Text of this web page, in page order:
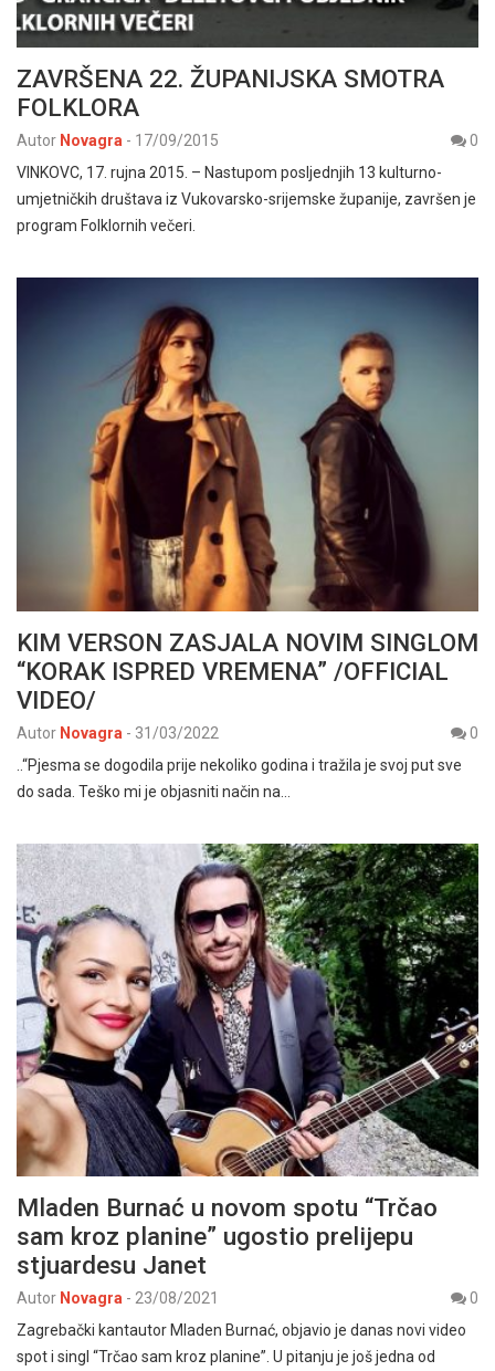
ZAVRŠENA 22. ŽUPANIJSKA SMOTRA
FOLKLORA
Autor Novagra - 17/09/2015
0
VINKOVC, 17. rujna 2015. – Nastupom posljednjih 13 kulturno-
umjetničkih društava iz Vukovarsko-srijemske županije, završen je
program Folklornih večeri.
KIM VERSON ZASJALA NOVIM SINGLOM
“KORAK ISPRED VREMENA” /OFFICIAL
VIDEO/
Autor Novagra - 31/03/2022
0
..“Pjesma se dogodila prije nekoliko godina i tražila je svoj put sve
do sada. Teško mi je objasniti način na…
Mladen Burnać u novom spotu “Trčao
sam kroz planine” ugostio prelijepu
stjuardesu Janet
Autor Novagra - 23/08/2021
0
Zagrebački kantautor Mladen Burnać, objavio je danas novi video
spot i singl “Trčao sam kroz planine”. U pitanju je još jedna od